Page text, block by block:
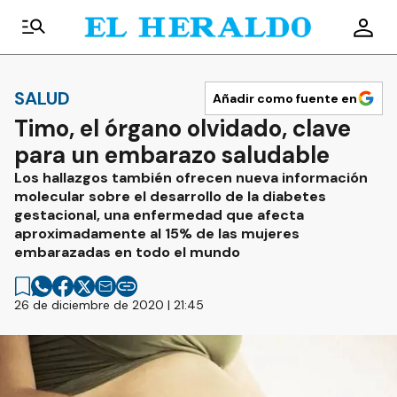
SALUD Añadir como fuente en
Timo, el órgano olvidado, clave
para un embarazo saludable
Los hallazgos también ofrecen nueva información
molecular sobre el desarrollo de la diabetes
gestacional, una enfermedad que afecta
aproximadamente al 15% de las mujeres
embarazadas en todo el mundo
26 de diciembre de 2020 | 21:45